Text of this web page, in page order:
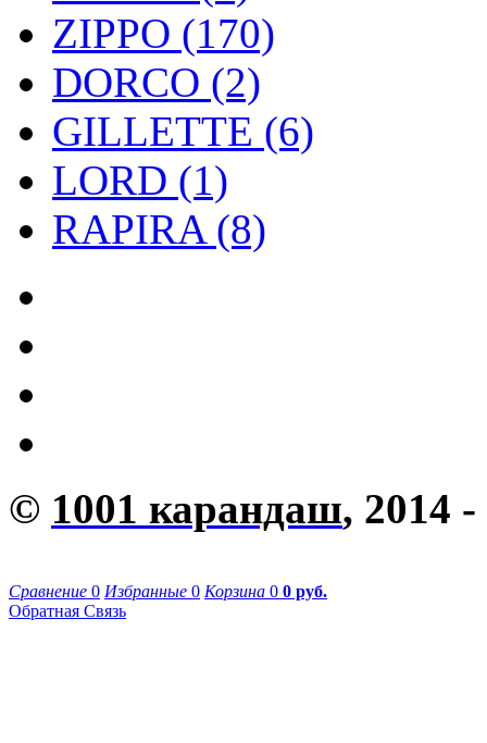
ZIPPO (170)
DORCO (2)
GILLETTE (6)
LORD (1)
RAPIRA (8)
© 1001 карандаш, 2014 -
Сравнение 0 Избранные 0 Корзина 0 0 руб.
Обратная Связь